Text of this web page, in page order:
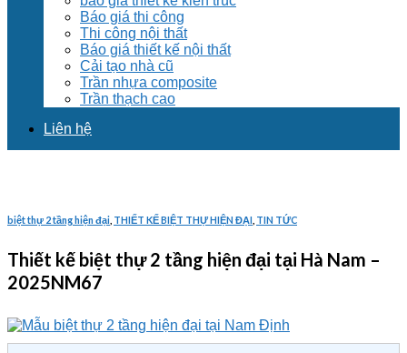
Báo giá thi công
Thi công nội thất
Báo giá thiết kế nội thất
Cải tạo nhà cũ
Trần nhựa composite
Trần thạch cao
Liên hệ
biệt thự 2 tầng hiện đại THIẾT KẾ BIỆT THỰ HIỆN ĐẠI TIN TỨC
Thiết kế biệt thự 2 tầng hiện đại tại Hà Nam –
2025NM67